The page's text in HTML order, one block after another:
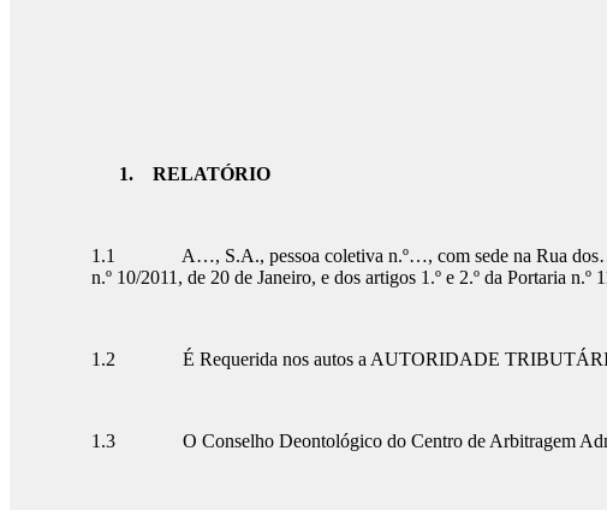
1.RELATÓRIO
1.1 A…, S.A., pessoa coletiva n.º…, com sede na Rua dos…,
n.º 10/2011, de 20 de Janeiro, e dos artigos 1.º e 2.º da Portaria
1.2 É Requerida nos autos a AUTORIDADE
1.3 O Conselho Deontológico do Centro de Arbitragem